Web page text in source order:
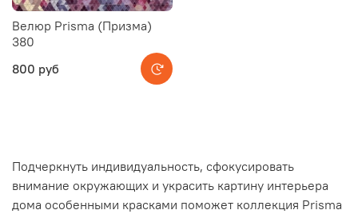
Велюр Prisma (Призма)
380
800 руб
Подчеркнуть индивидуальность, сфокусировать
внимание окружающих и украсить картину интерьера
дома особенными красками поможет коллекция Prisma